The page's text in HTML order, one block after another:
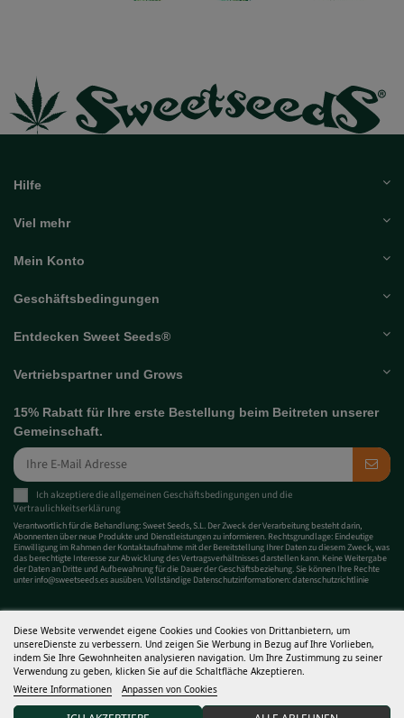
Hilfe
Viel mehr
Mein Konto
Geschäftsbedingungen
Entdecken Sweet Seeds®
Vertriebspartner und Grows
Diese Website verwendet eigene Cookies und Cookies von Drittanbietern, um
unsereDienste zu verbessern. Und zeigen Sie Werbung in Bezug auf Ihre Vorlieben,
indem Sie Ihre Gewohnheiten analysieren navigation. Um Ihre Zustimmung zu seiner
Verwendung zu geben, klicken Sie auf die Schaltfläche Akzeptieren.
Weitere Informationen
Anpassen von Cookies
15% Rabatt für Ihre erste Bestellung beim Beitreten unserer
Gemeinschaft.
Ich akzeptiere die allgemeinen Geschäftsbedingungen und die
Vertraulichkeitserklärung
Verantwortlich für die Behandlung: Sweet Seeds, S.L. Der Zweck der Verarbeitung besteht darin,
Abonnenten über neue Produkte und Dienstleistungen zu informieren. Rechtsgrundlage: Eindeutige
Einwilligung im Rahmen der Kontaktaufnahme mit der Bereitstellung Ihrer Daten zu diesem Zweck, was
das berechtigte Interesse zur Abwicklung des Vertragsverhältnisses darstellen kann. Keine Weitergabe
der Daten an Dritte und Aufbewahrung für die Dauer der Geschäftsbeziehung. Sie können Ihre Rechte
unterinfo@sweetseeds.esausüben. Vollständige Datenschutzinformationen:datenschutzrichtlinie
Die Cannabis-Samen, die Sweet Seeds® vermarktet, sind Sammlungsobjekte